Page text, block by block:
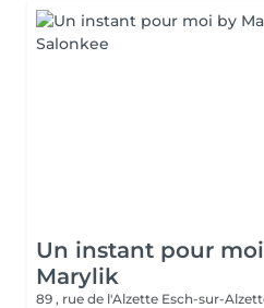
Un instant pour
Marylik
89 , rue de l'Alzette Esch-sur-